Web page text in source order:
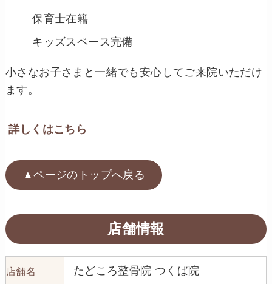
保育士在籍
キッズスペース完備
小さなお子さまと一緒でも安心してご来院いただけ
ます。
詳しくはこちら
▲ページのトップへ戻る
店舗情報
店舗名 たどころ整骨院 つくば院